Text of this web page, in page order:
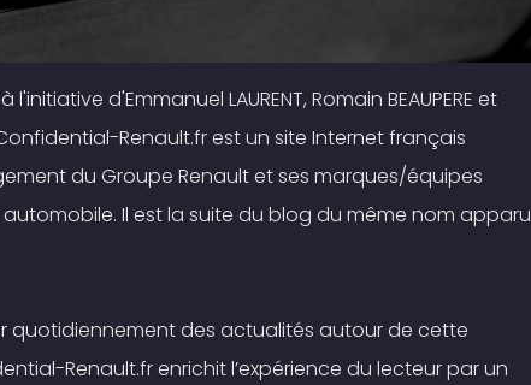
d'Emmanuel LAURENT, Romain BEAUPERE et
Confidential-Renault.fr est un site Internet français
du Groupe Renault et ses marques/équipes
Il est la suite du blog du même nom apparu
quotidiennement des actualités autour de cette
Renault.fr enrichit l’expérience du lecteur par un